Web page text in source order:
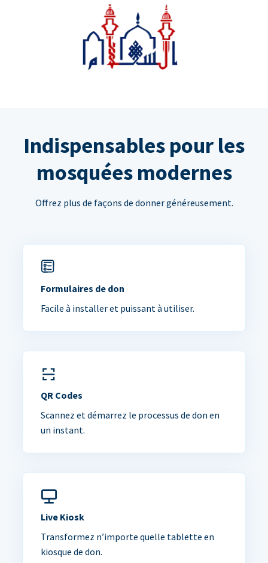
Indispensables pour les
mosquées modernes
Offrez plus de façons de donner généreusement.
Formulaires de don
Facile à installer et puissant à utiliser.
QR Codes
Scannez et démarrez le processus de don en
un instant.
Live Kiosk
Transformez n’importe quelle tablette en
kiosque de don.